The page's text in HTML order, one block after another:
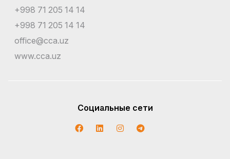
+998 71 205 14 14
+998 71 205 14 14
office@cca.uz
www.cca.uz
Социальные сети